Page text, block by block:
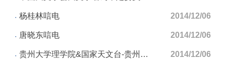
杨桂林唁电 2014/12/06
唐晓东唁电 2014/12/06
贵州大学理学院&国家天文台-贵州大学天文中心张志彬唁电 2014/12/06